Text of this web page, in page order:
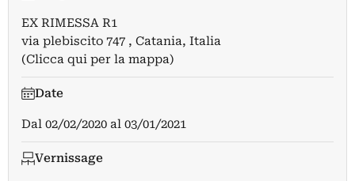
EX RIMESSA R1
via plebiscito 747 , Catania, Italia
(Clicca qui per la mappa)
Date
Dal 02/02/2020 al 03/01/2021
Vernissage